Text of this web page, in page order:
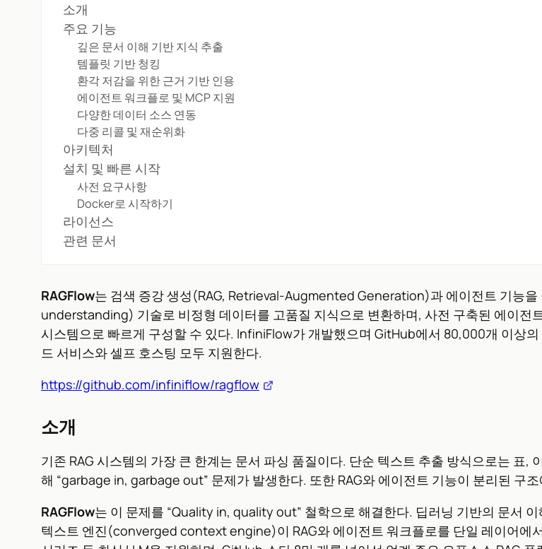
소개
주요 기능
깊은 문서 이해 기반 지식 추출
템플릿 기반 청킹
환각 저감을 위한 근거 기반 인용
에이전트 워크플로 및 MCP 지원
다양한 데이터 소스 연동
다중 리콜 및 재순위화
아키텍처
설치 및 빠른 시작
사전 요구사항
Docker로 시작하기
라이선스
관련 문서
RAGFlow는 검색 증강 생성(RAG, Retrieval-Augmented Generation)과 에이전트 기능
understanding) 기술로 비정형 데이터를 고품질 지식으로 변환하며, 사전 구축된 에이전
시스템으로 빠르게 구성할 수 있다. InfiniFlow가 개발했으며 GitHub에서 80,000개 이상
드 서비스와 셀프 호스팅 모두 지원한다.
https://github.com/infiniflow/ragflow
소개
기존 RAG 시스템의 가장 큰 한계는 문서 파싱 품질이다. 단순 텍스트 추출 방식으로는 표,
해 “garbage in, garbage out” 문제가 발생한다. 또한 RAG와 에이전트 기능이 분리된 구
RAGFlow는 이 문제를 “Quality in, quality out” 철학으로 해결한다. 딥러닝 기반의 문서
텍스트 엔진(converged context engine)이 RAG와 에이전트 워크플로를 단일 레이어에